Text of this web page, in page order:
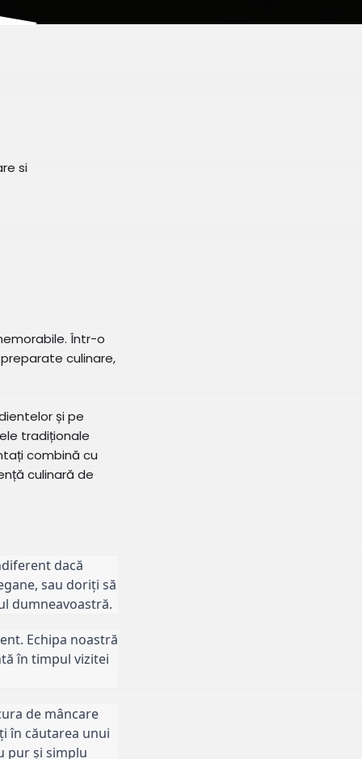
si
Într-o
culinare,
și pe
tradiționale
combină cu
culinară de
dacă
sau doriți să
dumneavoastră.
Echipa noastră
în timpul vizitei
de mâncare
în căutarea unui
pur și simplu